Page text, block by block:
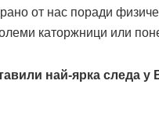
от нас поради
каторжници или
най-ярка следа у